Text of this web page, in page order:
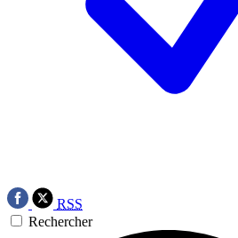
RSS
Rechercher